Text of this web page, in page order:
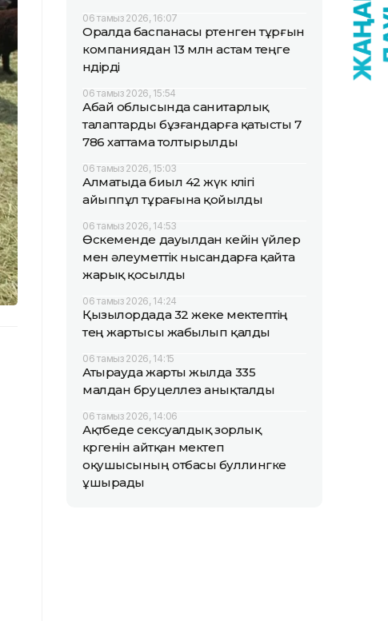
06 тамыз 2026, 16:07
Оралда баспанасы өртенген тұрғын
компаниядан 13 млн астам теңге
өндірді
06 тамыз 2026, 15:54
Абай облысында санитарлық
талаптарды бұзғандарға қатысты 7
786 хаттама толтырылды
06 тамыз 2026, 15:03
Алматыда биыл 42 жүк көлігі
айыппұл тұрағына қойылды
06 тамыз 2026, 14:53
Өскеменде дауылдан кейін үйлер
мен әлеуметтік нысандарға қайта
жарық қосылды
06 тамыз 2026, 14:24
Қызылордада 32 жеке мектептің
тең жартысы жабылып қалды
06 тамыз 2026, 14:15
Атырауда жарты жылда 335
малдан бруцеллез анықталды
06 тамыз 2026, 14:06
Ақтөбеде сексуалдық зорлық
көргенін айтқан мектеп
оқушысының отбасы буллингке
ұшырады